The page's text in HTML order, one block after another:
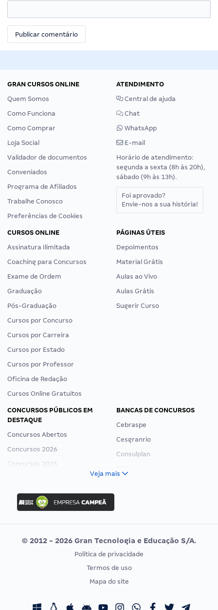
GRAN CURSOS ONLINE
Quem Somos
Como Funciona
Como Comprar
Loja Social
Validador de documentos
Conveniados
Programa de Afiliados
Trabalhe Conosco
Preferências de Cookies
ATENDIMENTO
Central de ajuda
Chat
WhatsApp
E-mail
Horário de atendimento:
segunda a sexta (8h às 20h),
sábado (9h às 13h).
Foi aprovado?
Envie-nos a sua história!
CURSOS ONLINE
Assinatura Ilimitada
Coaching para Concursos
Exame de Ordem
Graduação
Pós-Graduação
Cursos por Concurso
Cursos por Carreira
Cursos por Estado
Cursos por Professor
Oficina de Redação
Cursos Online Gratuitos
PÁGINAS ÚTEIS
Depoimentos
Material Grátis
Aulas ao Vivo
Aulas Grátis
Sugerir Curso
CONCURSOS PÚBLICOS EM
DESTAQUE
Concursos Abertos
Concursos 2026
Concursos 2025
Concurso Ibama
Concurso MPU
Editais publicados
BANCAS DE CONCURSOS
Cebraspe
Cesgranrio
Consulplan
Vunesp
CONCURSOS POR PROFISSÃO
Concursos Fiscais
EXAME DE ORDEM
Calendário OAB
Veja mais
© 2012 - 2026 Gran Tecnologia e Educação S/A.
Política de privacidade
Termos de uso
Mapa do site